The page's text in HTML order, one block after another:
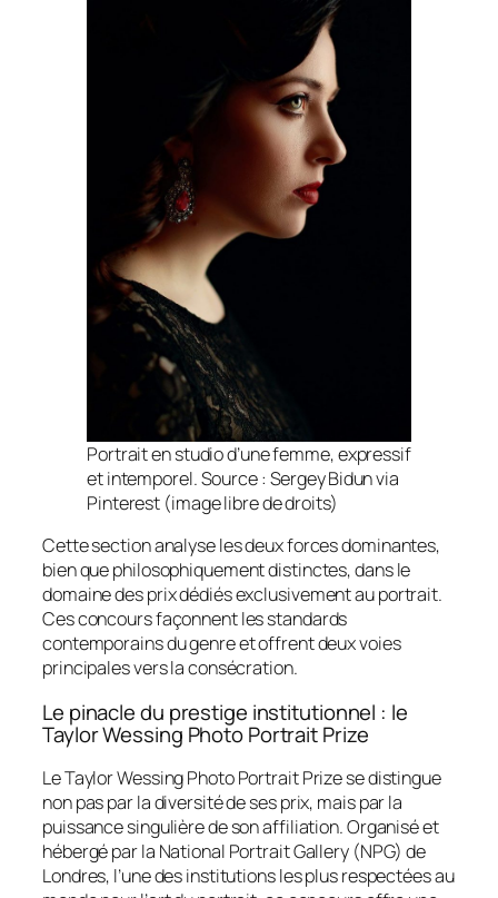
Portrait en studio d’une femme, expressif
et intemporel. Source : Sergey Bidun via
Pinterest (image libre de droits)
Cette section analyse les deux forces dominantes,
bien que philosophiquement distinctes, dans le
domaine des prix dédiés exclusivement au portrait.
Ces concours façonnent les standards
contemporains du genre et offrent deux voies
principales vers la consécration.
Le pinacle du prestige institutionnel : le
Taylor Wessing Photo Portrait Prize
Le Taylor Wessing Photo Portrait Prize se distingue
non pas par la diversité de ses prix, mais par la
puissance singulière de son affiliation. Organisé et
hébergé par la National Portrait Gallery (NPG) de
Londres, l’une des institutions les plus respectées au